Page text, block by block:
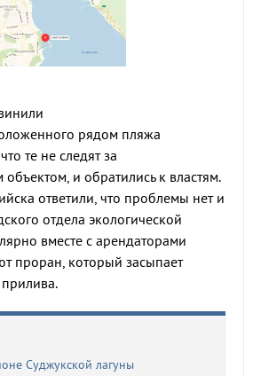
рядом пляжа
те не следят за
и обратились к властям.
ответили, что проблемы нет и
отдела экологической
вместе с арендаторами
проран, который засыпает
Суджукской лагуны